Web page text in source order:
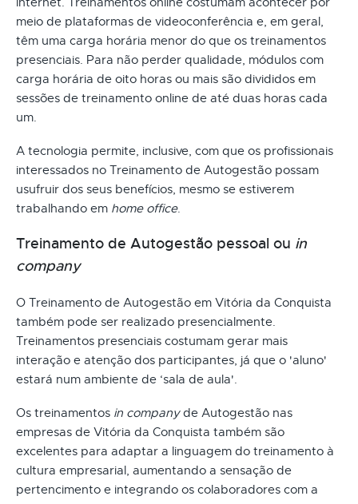
meio de plataformas de videoconferência e, em geral,
têm uma carga horária menor do que os treinamentos
presenciais. Para não perder qualidade, módulos com
carga horária de oito horas ou mais são divididos em
sessões de treinamento online de até duas horas cada
um.
A tecnologia permite, inclusive, com que os profissionais
interessados no Treinamento de Autogestão possam
usufruir dos seus benefícios, mesmo se estiverem
trabalhando em home office.
Treinamento de Autogestão pessoal ou in
company
O Treinamento de Autogestão em Vitória da Conquista
também pode ser realizado presencialmente.
Treinamentos presenciais costumam gerar mais
interação e atenção dos participantes, já que o 'aluno'
estará num ambiente de ‘sala de aula'.
Os treinamentos in companyde Autogestão nas
empresas de Vitória da Conquista também são
excelentes para adaptar a linguagem do treinamento à
cultura empresarial, aumentando a sensação de
pertencimento e integrando os colaboradores com a